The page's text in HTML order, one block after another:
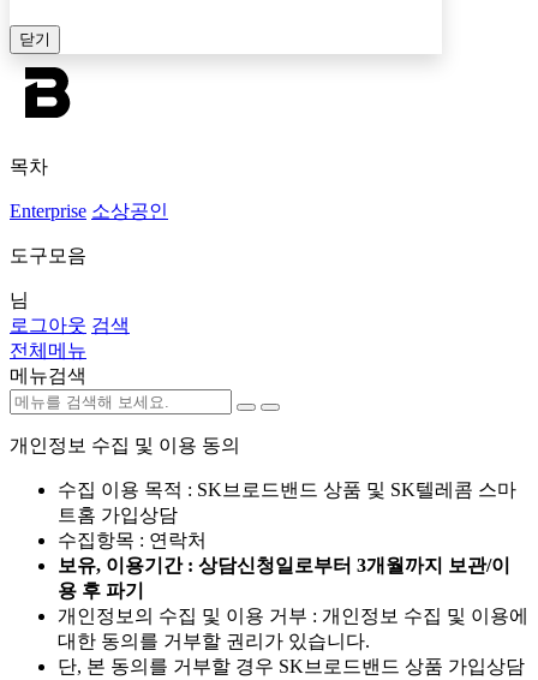
닫기
목차
Enterprise 소상공인
도구모음
님
로그아웃 검색
전체메뉴
메뉴검색
개인정보 수집 및 이용 동의
수집 이용 목적 : SK브로드밴드 상품 및 SK텔레콤 스마
트홈 가입상담
수집항목 : 연락처
보유, 이용기간 : 상담신청일로부터 3개월까지 보관/이
용 후 파기
개인정보의 수집 및 이용 거부 : 개인정보 수집 및 이용에
대한 동의를 거부할 권리가 있습니다.
단, 본 동의를 거부할 경우 SK브로드밴드 상품 가입상담